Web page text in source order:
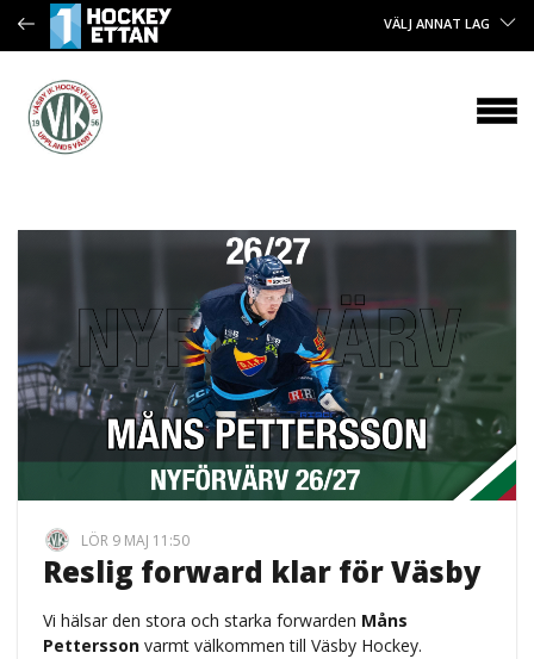
VÄLJ ANNAT LAG
LÖR 9 MAJ 11:50
Reslig forward klar för Väsby
Vi hälsar den stora och starka forwarden Måns
Petterssonvarmt välkommen till Väsby Hockey.